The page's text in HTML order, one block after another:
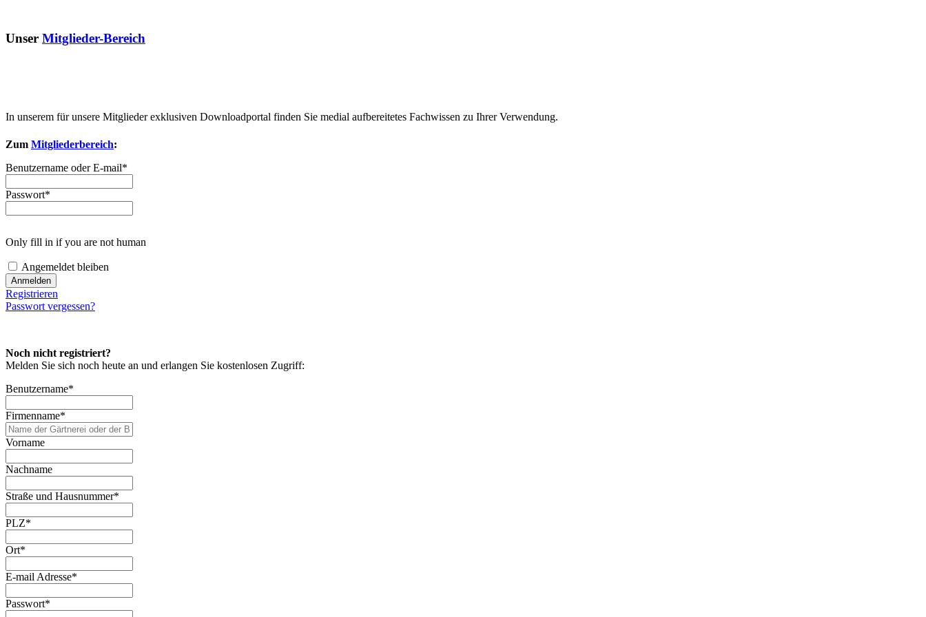
Unser Mitglieder-Bereich
In unserem für unsere Mitglieder exklusiven Downloadportal finden Sie medial aufbereitetes Fachwissen zu Ihrer Verwendung.
Zum Mitgliederbereich:
Benutzername oder E-mail*
Passwort*
Only fill in if you are not human
Angemeldet bleiben
Registrieren
Passwort vergessen?
Noch nicht registriert?
Melden Sie sich noch heute an und erlangen Sie kostenlosen Zugriff:
Benutzername*
Firmenname*
Vorname
Nachname
Straße und Hausnummer*
PLZ*
Ort*
E-mail Adresse*
Passwort*